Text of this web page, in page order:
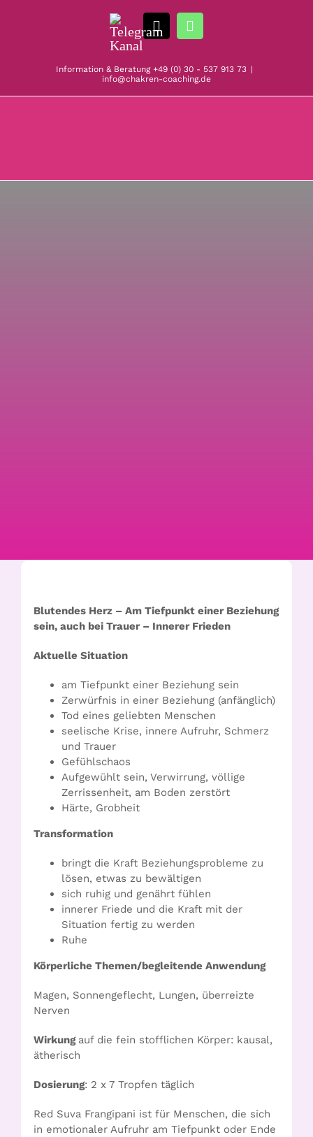
Telegram
Kanal
Mail
Information & Beratung +49 (0) 30 - 537 913 73 |
info@chakren-coaching.de
Blutendes Herz – Am Tiefpunkt einer Beziehung
sein, auch bei Trauer – Innerer Frieden
Aktuelle Situation
am Tiefpunkt einer Beziehung sein
Zerwürfnis in einer Beziehung (anfänglich)
Tod eines geliebten Menschen
seelische Krise, innere Aufruhr, Schmerz
und Trauer
Gefühlschaos
Aufgewühlt sein, Verwirrung, völlige
Zerrissenheit, am Boden zerstört
Härte, Grobheit
Transformation
bringt die Kraft Beziehungsprobleme zu
lösen, etwas zu bewältigen
sich ruhig und genährt fühlen
innerer Friede und die Kraft mit der
Situation fertig zu werden
Ruhe
Körperliche Themen/begleitende Anwendung
Magen, Sonnengeflecht, Lungen, überreizte
Nerven
Wirkung auf die fein stofflichen Körper: kausal,
ätherisch
Dosierung: 2 x 7 Tropfen täglich
Red Suva Frangipani ist für Menschen, die sich
in emotionaler Aufruhr am Tiefpunkt oder Ende